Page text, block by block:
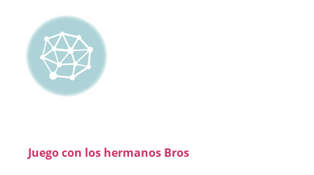
Juego con los hermanos Bros